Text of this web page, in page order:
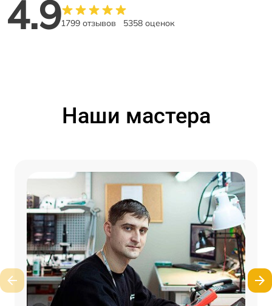
4.91799 отзывов 5358 оценок
Наши мастера